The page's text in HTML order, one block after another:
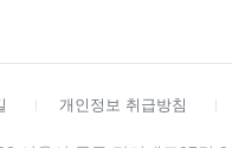
개인정보 취급방침